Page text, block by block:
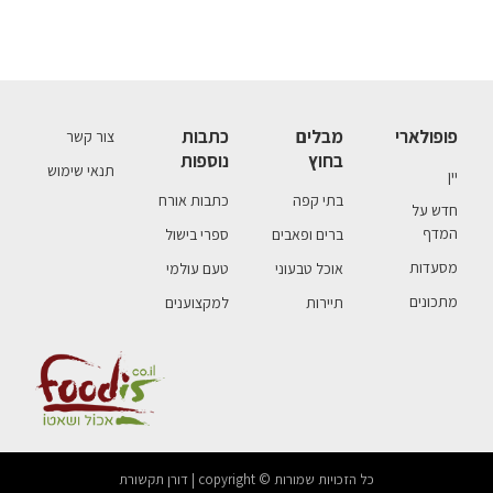
פופולארי
יין
חדש על
המדף
מסעדות
מתכונים
מבלים
בחוץ
בתי קפה
ברים ופאבים
אוכל טבעוני
תיירות
כתבות
נוספות
כתבות אורח
ספרי בישול
טעם עולמי
למקצוענים
צור קשר
תנאי שימוש
כל הזכויות שמורות © copyright | דורן תקשורת